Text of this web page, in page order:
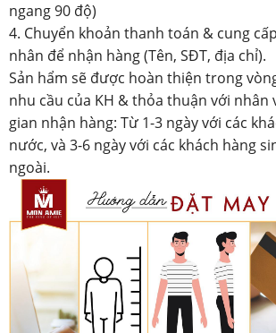
ngang 90 độ)
4. Chuyển khoản thanh toán & cung
nhân để nhận hàng (Tên, SĐT, địa chỉ).
Sản hẩm sẽ được hoàn thiện trong
nhu cầu của KH & thỏa thuận với nhân
gian nhận hàng: Từ 1-3 ngày với các
nước, và 3-6 ngày với các khách hàng
ngoài.